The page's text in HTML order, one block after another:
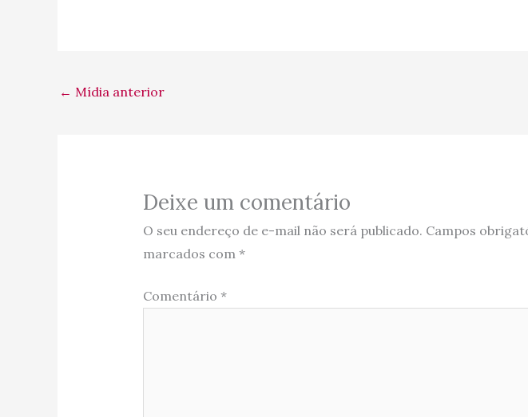
← Mídia anterior
Deixe um comentário
O seu endereço de e-mail não será publicado. Campos
marcados com *
Comentário *